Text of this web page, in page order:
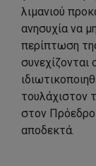
λιμανιού
ανησυχία να
περίπτωση
τουλάχιστον
στον Πρόεδρο
αποδεκτά.